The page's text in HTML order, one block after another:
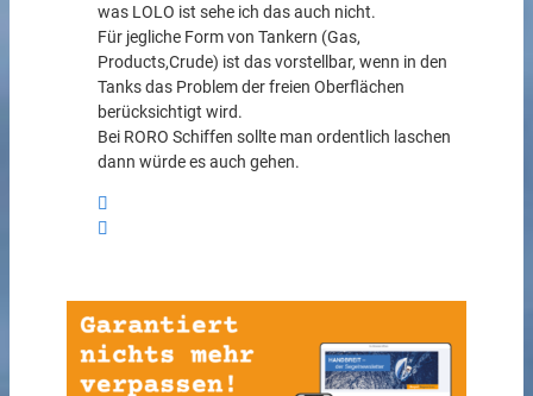
was LOLO ist sehe ich das auch nicht.
Für jegliche Form von Tankern (Gas,
Products,Crude) ist das vorstellbar, wenn in den
Tanks das Problem der freien Oberflächen
berücksichtigt wird.
Bei RORO Schiffen sollte man ordentlich laschen
dann würde es auch gehen.